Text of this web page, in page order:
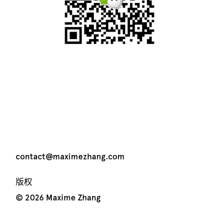
© 2026 Maxime Zhang
版权
contact@maximezhang.com